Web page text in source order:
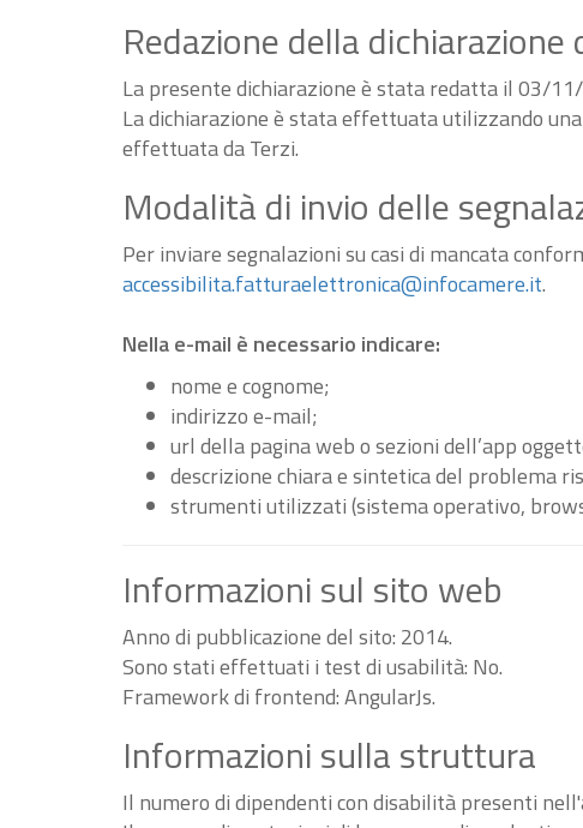
Redazione della
La presente dichiarazione è stata redatta il 03/
La dichiarazione è stata effettuata utilizzando
effettuata da Terzi.
Modalità di invio delle
Per inviare segnalazioni su casi di mancata
accessibilita.fatturaelettronica@infocamere.it.
Nella e-mail è necessario indicare:
nome e cognome;
indirizzo e-mail;
url della pagina web o sezioni dell’app
descrizione chiara e sintetica del problema
strumenti utilizzati (sistema operativo,
Informazioni sul sito web
Anno di pubblicazione del sito: 2014.
Sono stati effettuati i test di usabilità: No.
Framework di frontend: AngularJs.
Informazioni sulla struttura
Il numero di dipendenti con disabilità presenti